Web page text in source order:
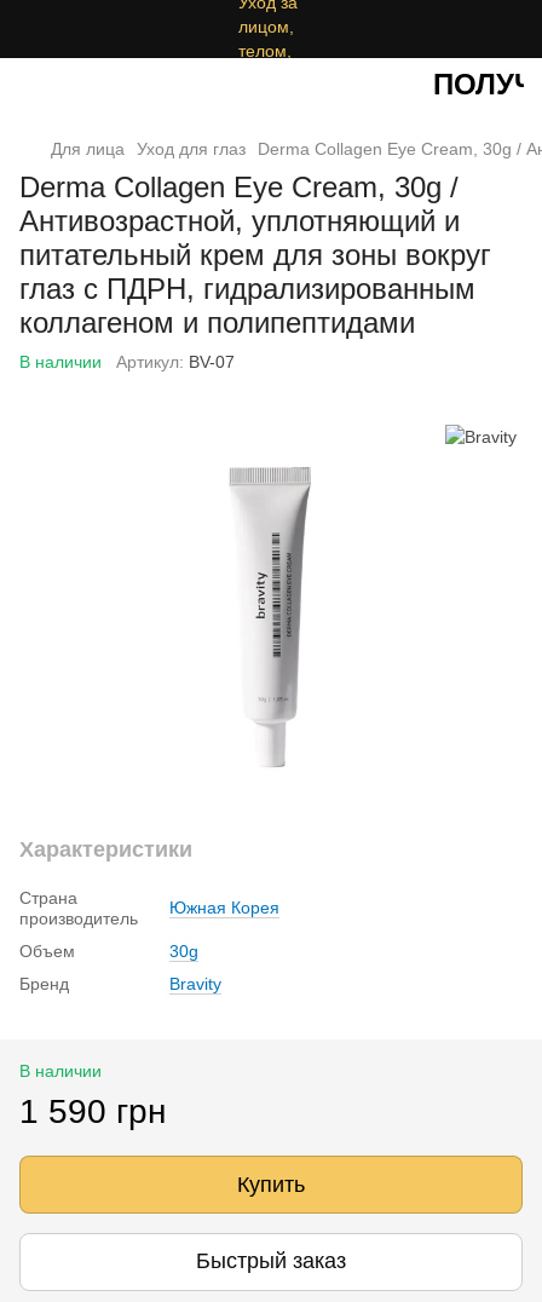
Для лица Уход для глаз Derma Collagen Eye Cream, 30g /
Derma Collagen Eye Cream, 30g /
Антивозрастной, уплотняющий и
питательный крем для зоны вокруг
глаз с ПДРН, гидрализированным
коллагеном и полипептидами
В наличии Артикул: BV-07
Характеристики
Страна
производитель
Южная Корея
Объем
30g
Бренд
Вravity
В наличии
1 590 грн
Купить
Быстрый заказ